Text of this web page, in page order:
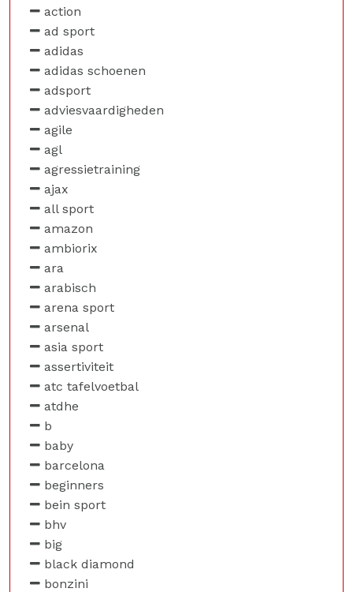
action
ad sport
adidas
adidas schoenen
adsport
adviesvaardigheden
agile
agl
agressietraining
ajax
all sport
amazon
ambiorix
ara
arabisch
arena sport
arsenal
asia sport
assertiviteit
atc tafelvoetbal
atdhe
b
baby
barcelona
beginners
bein sport
bhv
big
black diamond
bonzini